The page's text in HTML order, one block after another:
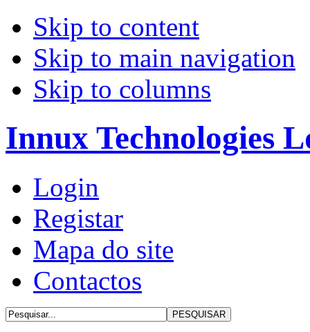
Skip to content
Skip to main navigation
Skip to columns
Innux Technologies
Login
Registar
Mapa do site
Contactos